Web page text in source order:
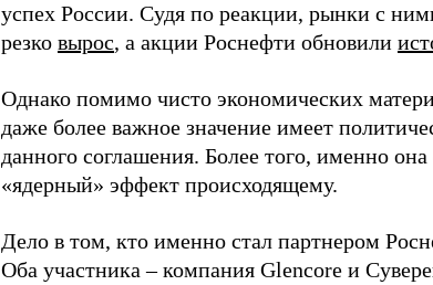
успех России. Судя по реакции, рынки с
резко вырос, а акции Роснефти обновили
Однако помимо чисто экономических
даже более важное значение имеет
данного соглашения. Более того, именно она
«ядерный» эффект происходящему.
Дело в том, кто именно стал партнером
Оба участника – компания Glencore и